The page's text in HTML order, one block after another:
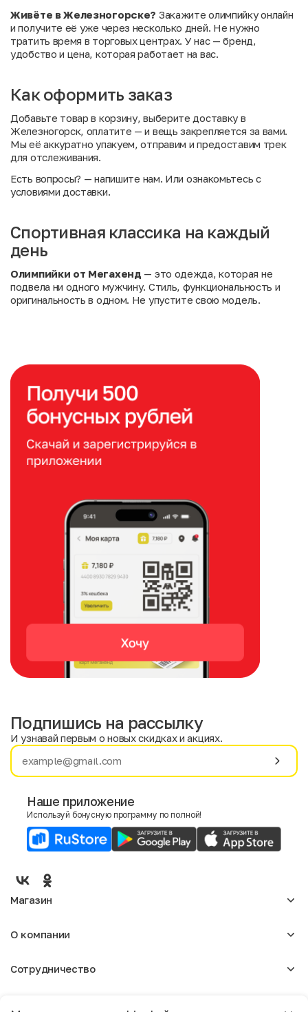
Живёте в Железногорске? Закажите олимпийку онлайн
и получите её уже через несколько дней. Не нужно
тратить время в торговых центрах. У нас — бренд,
удобство и цена, которая работает на вас.
Как оформить заказ
Добавьте товар в корзину, выберите доставку в
Железногорск, оплатите — и вещь закрепляется за вами.
Мы её аккуратно упакуем, отправим и предоставим трек
для отслеживания.
Есть вопросы? — напишите нам. Или ознакомьтесь с
условиями доставки.
Спортивная классика на каждый
день
Олимпийки от Мегахенд — это одежда, которая не
подвела ни одного мужчину. Стиль, функциональность и
оригинальность в одном. Не упустите свою модель.
Имя
E-mail
Пол
Мужской
Подпишись на рассылку
И узнавай первым о новых скидках и акциях.
Наше приложение
Используй бонусную программу по полной!
Магазин
Мужское
О компании
Отзывы
Сотрудничество